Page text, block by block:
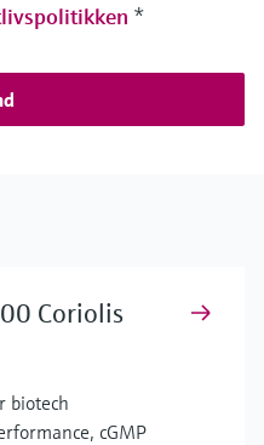
*
Coriolis
biotech
cGMP